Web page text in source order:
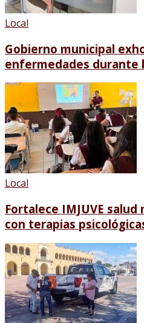
Local
Gobierno municipal
enfermedades durante
Local
Fortalece IMJUVE
con terapias